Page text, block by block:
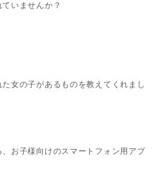
いませんか？
女の子があるものを教えてくれまし
お子様向けのスマートフォン用アプ